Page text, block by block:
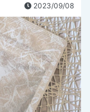
2023/09/08